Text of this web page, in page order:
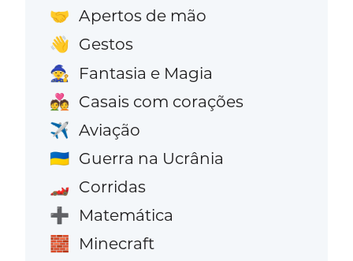
🤝 Apertos de mão
👋 Gestos
🧙 Fantasia e Magia
💑 Casais com corações
✈️ Aviação
🇺🇦 Guerra na Ucrânia
🏎️ Corridas
➕ Matemática
🧱 Minecraft